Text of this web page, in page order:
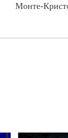
Монте-